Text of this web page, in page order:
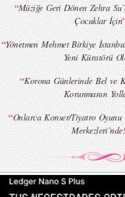
“Müziğe Geri Dönen Zehra
Çocuklar İçin
“Yönetmen Mehmet Birkiye
Yeni Küratörü
“Korona Günlerinde Bel ve
Korunmanın
“Onlarca Konser/Tiyatro
Merkezleri’nde!